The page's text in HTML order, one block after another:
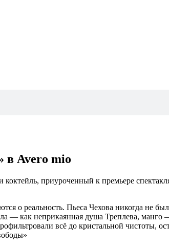
в Avero mio
приуроченный к премьере
о реальность. Пьеса Чехова никогда
— как неприкаянная душа Треплева,
всё до кристальной чистоты,